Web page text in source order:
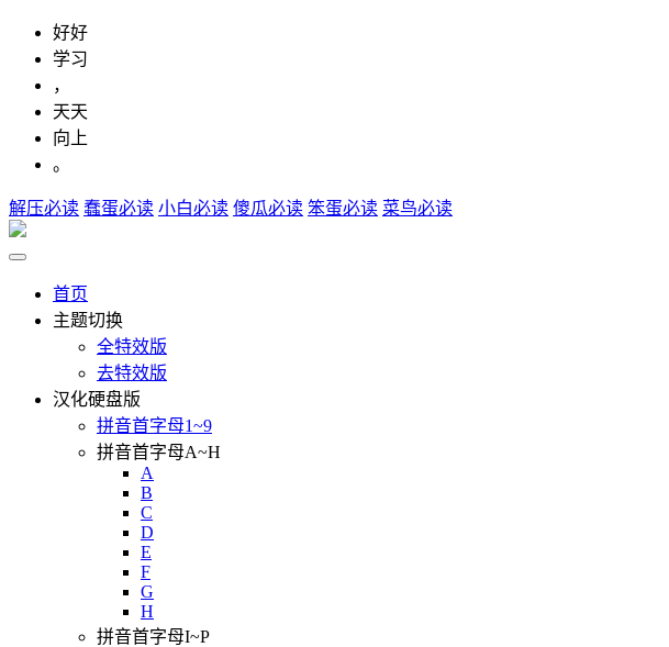
好好
学习
，
天天
向上
。
解压必读 蠢蛋必读 小白必读 傻瓜必读 笨蛋必读 菜鸟必读
首页
主题切换
全特效版
去特效版
汉化硬盘版
拼音首字母1~9
拼音首字母A~H
A
B
C
D
E
F
G
H
拼音首字母I~P